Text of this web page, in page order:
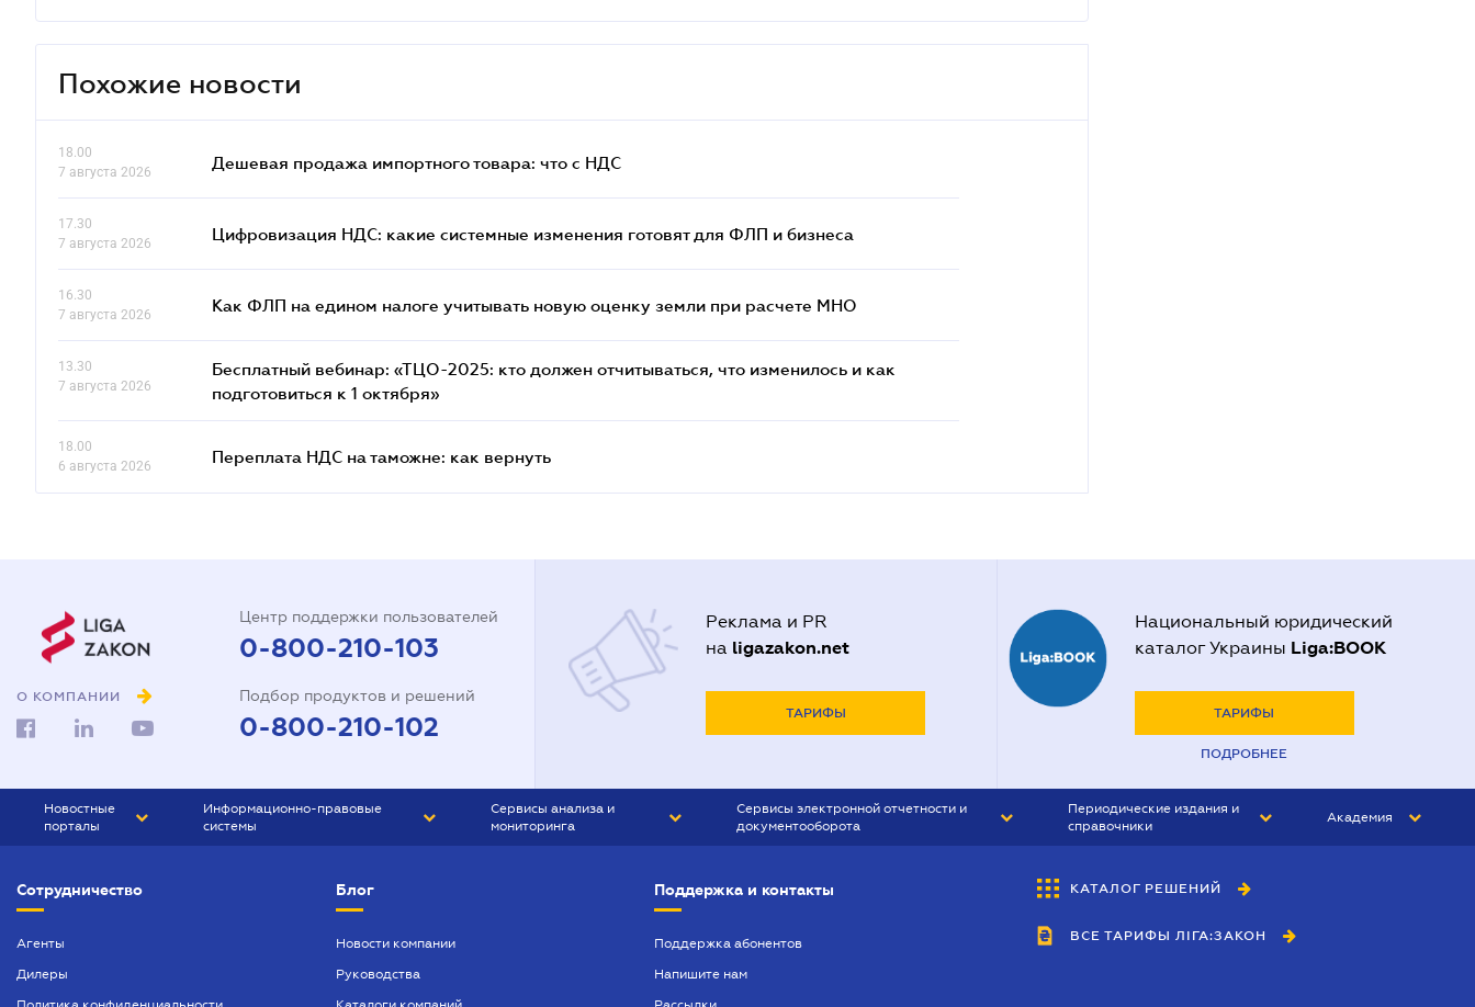
Похожие новости
18.00
7 августа 2026
Дешевая продажа импортного товара: что c НДС
17.30
7 августа 2026
Цифровизация НДС: какие системные изменения готовят для ФЛП и бизнеса
16.30
7 августа 2026
Как ФЛП на едином налоге учитывать новую оценку земли при расчете МНО
13.30
7 августа 2026
Бесплатный вебинар: «ТЦО-2025: кто должен отчитываться, что изменилось и как
подготовиться к 1 октября»
18.00
6 августа 2026
Переплата НДС на таможне: как вернуть
О КОМПАНИИ
Центр поддержки пользователей
0-800-210-103
Подбор продуктов и решений
0-800-210-102
Реклама и PR
на ligazakon.net
ТАРИФЫ
Национальный юридический
каталог Украины Liga:BOOK
ТАРИФЫ
ПОДРОБНЕЕ
Новостные
порталы
БИЗНЕС
Информационно-правовые
системы
БУХГАЛТЕР ПРОФ
Сервисы анализа и
мониторинга
Сервисы электронной отчетности и
документооборота
Периодические издания и
справочники
БУХГАЛТЕР&ЗАКОН
ВЕСТНИК МСФО
Академия
Сотрудничество
Агенты
Дилеры
Блог
Новости компании
Руководства
Поддержка и контакты
Поддержка абонентов
Напишите нам
КАТАЛОГ РЕШЕНИЙ
ВСЕ ТАРИФЫ ЛІГА:ЗАКОН